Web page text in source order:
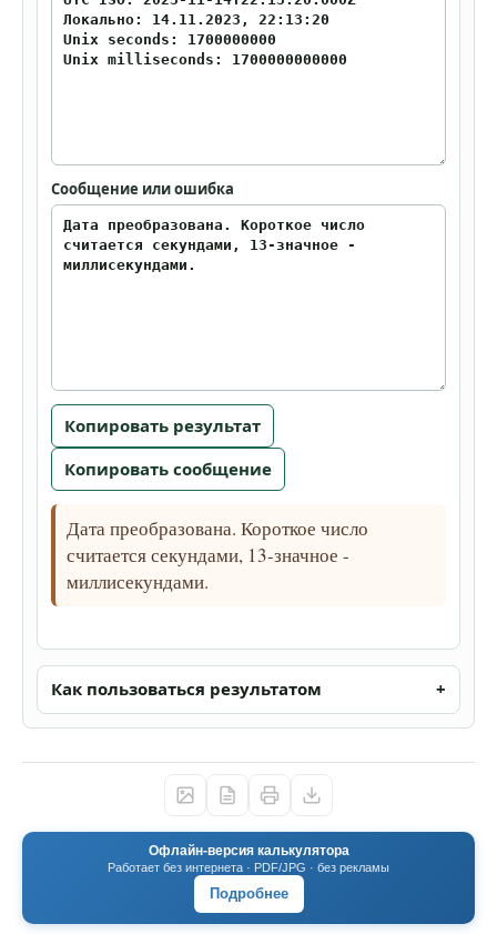
Сообщение или ошибка
Копировать результат
Копировать сообщение
Дата преобразована. Короткое число
считается секундами, 13-значное -
миллисекундами.
Как пользоваться результатом
Офлайн-версия калькулятора
Работает без интернета · PDF/JPG · без рекламы
Подробнее